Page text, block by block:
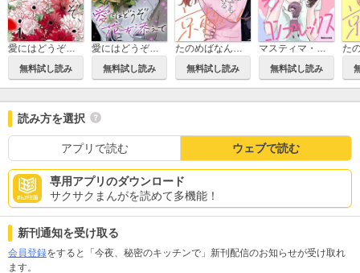
愛にはどうぞ、花を添えて【単話】
無料試し読み
愛にはどうぞ、花を添えて
無料試し読み 無料試し読み 無料試し読み
読み方を選択
アプリで読む ウェブで読む
専用アプリのダウンロード
サクサクまんがを読めて多機能！
新刊通知を受け取る
会員登録をすると「今夜、秘密のキッチンで」新刊配信のお知らせが受け取れ
ます。